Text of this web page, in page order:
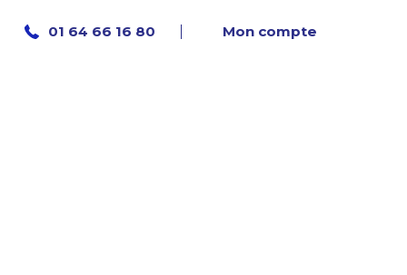
01 64 66 16 80 Mon compte